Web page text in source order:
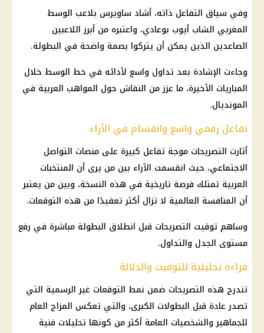
وفي سياق التفاعل ذاته، أشاد ساويرس بلاعب الوسط
المغربي الشاب أيوب بوعادي، واعتبره من أبرز اللاعبين
الصاعدين الذين يمكن أن يتركوا بصمة واضحة في البطولة.
وجاءت الإشادة بعد تداول واسع لأدائه في خط الوسط خلال
المباريات الأخيرة، ما عزز من النقاش حول المواهب العربية في
المونديال.
تفاعل رقمي واسع وانقسام في الآراء
أثارت التصريحات موجة تفاعل كبيرة على منصات التواصل
الاجتماعي، حيث انقسمت الآراء بين من يرى أن المنتخبات
العربية تمتلك فرصة تاريخية في هذه النسخة، وبين من يعتبر
أن المنافسة العالمية لا تزال أكثر تعقيدًا من هذه التوقعات.
وساهم توقيت التصريحات قبل انطلاق البطولة مباشرة في رفع
مستوى الجدل والتداول.
قراءة تحليلية للتوقيت والدلالة
تندرج هذه التصريحات ضمن نمط التوقعات غير الرسمية التي
تصدر عادة قبل البطولات الكبرى، والتي تعكس المزاج العام
للجماهير والشخصيات العامة أكثر من كونها تحليلات فنية